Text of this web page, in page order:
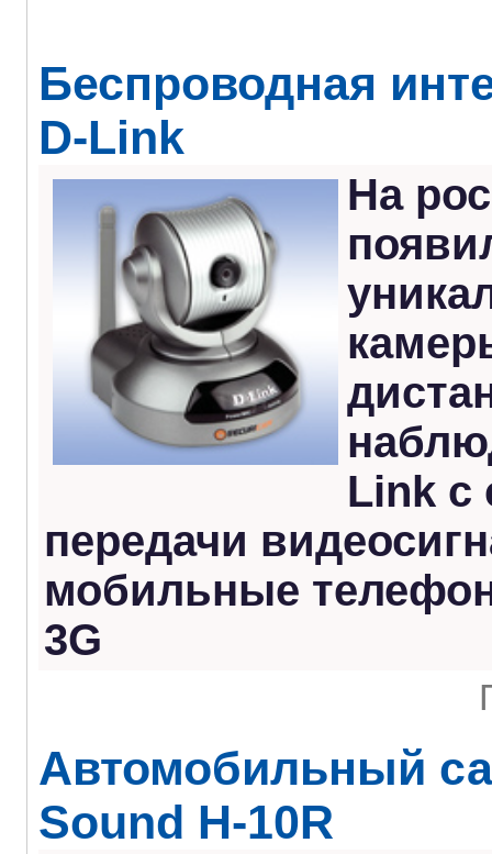
Беспроводная
D-Link
На
Link с
передачи
мобильные
3G
Автомобильный
Sound H-10R